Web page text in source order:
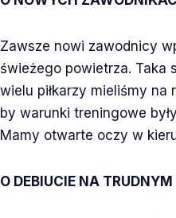
Zawsze nowi zawodnicy
świeżego powietrza. Taka
wielu piłkarzy mieliśmy
by warunki treningowe
Mamy otwarte oczy w
O DEBIUCIE NA TRUDNYM